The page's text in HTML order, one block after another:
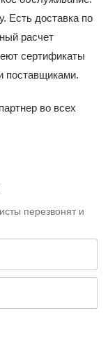
Есть доставка по
расчет
сертификаты
поставщиками.
во всех
перезвонят и